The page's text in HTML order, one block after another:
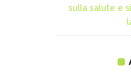
sulla salute e